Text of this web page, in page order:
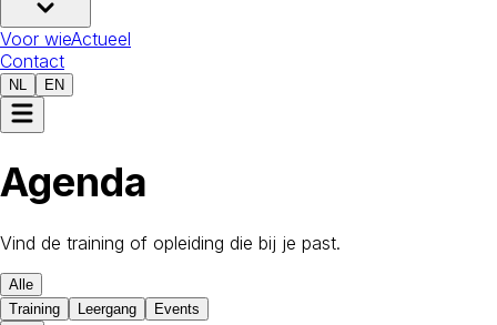
Voor wieActueel
Contact
NL EN
Agenda
Vind de training of opleiding die bij je past.
Alle
Training
Leergang Events